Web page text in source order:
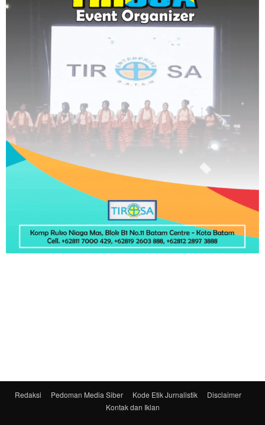
Redaksi Pedoman Media Siber Kode Etik Jurnalistik
Disclaimer
Kontak dan Iklan